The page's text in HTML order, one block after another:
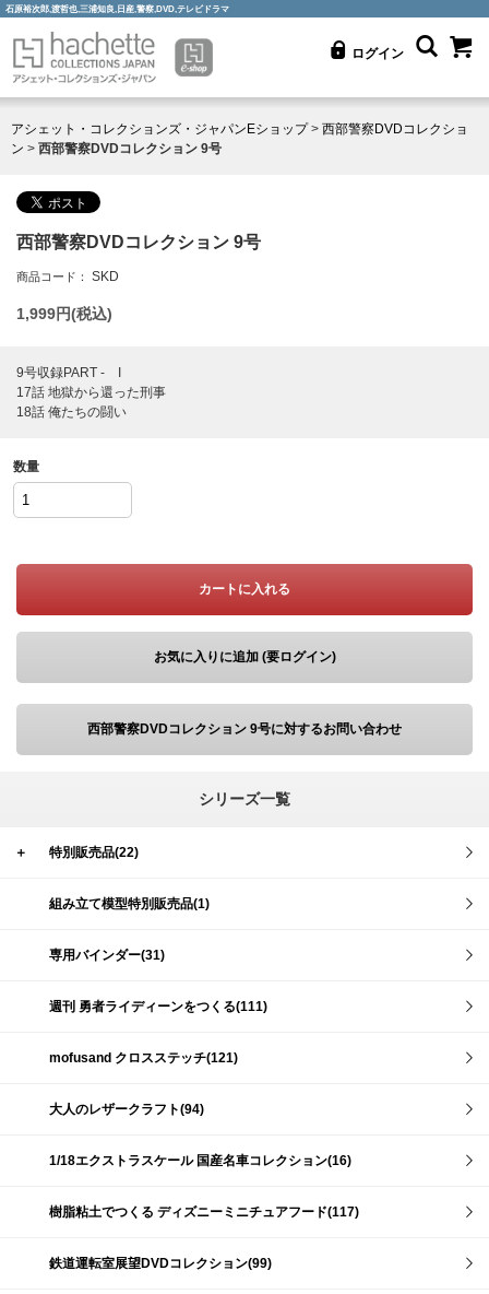
石原裕次郎,渡哲也,三浦知良,日産,警察,DVD,テレビドラマ
ログイン
アシェット・コレクションズ・ジャパンEショップ> 西部警察DVDコレクショ
ン > 西部警察DVDコレクション 9号
西部警察DVDコレクション 9号
商品コード： SKD
1,999円(税込)
9号収録PART - I
17話 地獄から還った刑事
18話 俺たちの闘い
数量
カートに入れる
お気に入りに追加 (要ログイン)
西部警察DVDコレクション 9号に対するお問い合わせ
シリーズ一覧
＋ 特別販売品(22)
組み立て模型特別販売品(1)
専用バインダー(31)
週刊 勇者ライディーンをつくる(111)
mofusand クロスステッチ(121)
大人のレザークラフト(94)
1/18エクストラスケール 国産名車コレクション(16)
樹脂粘土でつくる ディズニーミニチュアフード(117)
鉄道運転室展望DVDコレクション(99)